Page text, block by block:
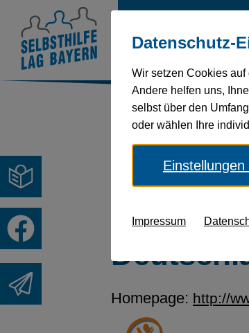
Datenschutz-
Wir setzen Cookies
Andere helfen uns,
selbst über den
oder wählen Ihre
Impressum
uns
Sie befinden sich hier:
Prader
Homepage: http://